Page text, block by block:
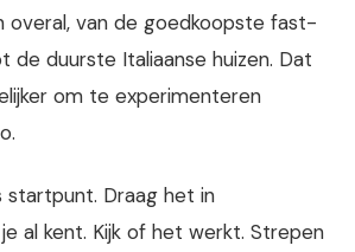
overal, van de goedkoopste fast-
de duurste Italiaanse huizen. Dat
om te experimenteren
startpunt. Draag het in
al kent. Kijk of het werkt. Strepen